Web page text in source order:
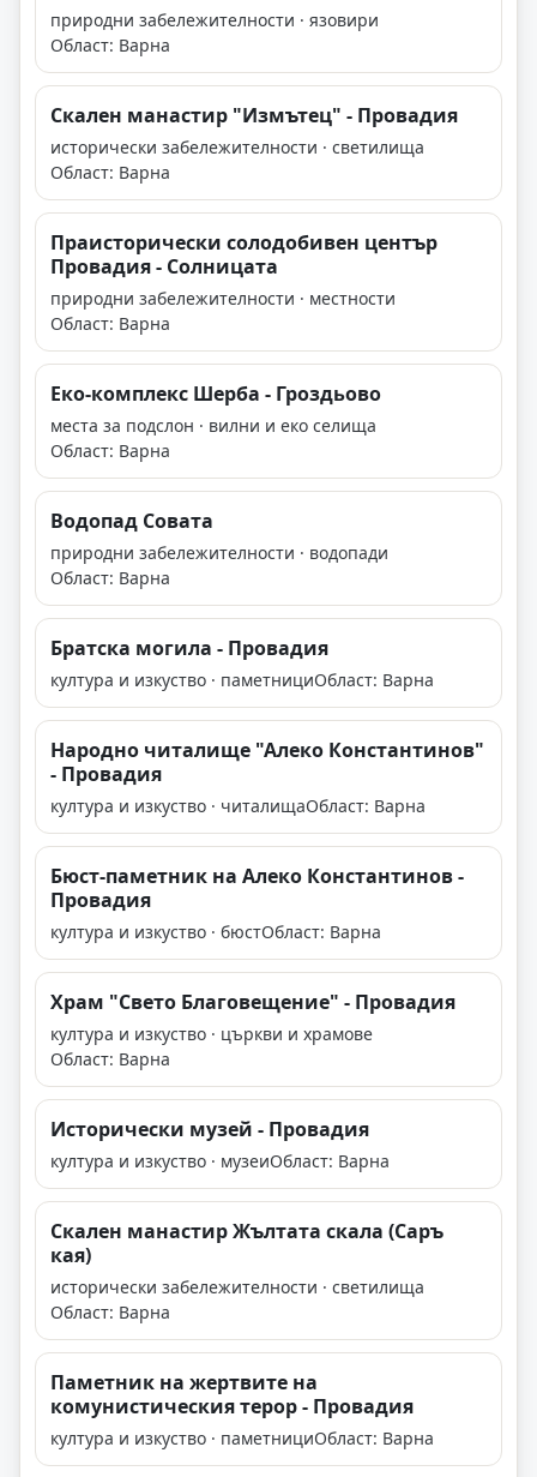
природни забележителности · язовири
Област: Варна
Скален манастир "Измътец" - Провадия
исторически забележителности · светилища
Област: Варна
Праисторически солодобивен център
Провадия - Солницата
природни забележителности · местности
Област: Варна
Еко-комплекс Шерба - Гроздьово
места за подслон · вилни и еко селища
Област: Варна
Водопад Совата
природни забележителности · водопади
Област: Варна
Братска могила - Провадия
култура и изкуство · паметнициОбласт: Варна
Народно читалище "Алеко Константинов"
- Провадия
култура и изкуство · читалищаОбласт: Варна
Бюст-паметник на Алеко Константинов -
Провадия
култура и изкуство · бюстОбласт: Варна
Храм "Свето Благовещение" - Провадия
култура и изкуство · църкви и храмове
Област: Варна
Исторически музей - Провадия
култура и изкуство · музеиОбласт: Варна
Скален манастир Жълтата скала (Саръ
кая)
исторически забележителности · светилища
Област: Варна
Паметник на жертвите на
комунистическия терор - Провадия
култура и изкуство · паметнициОбласт: Варна